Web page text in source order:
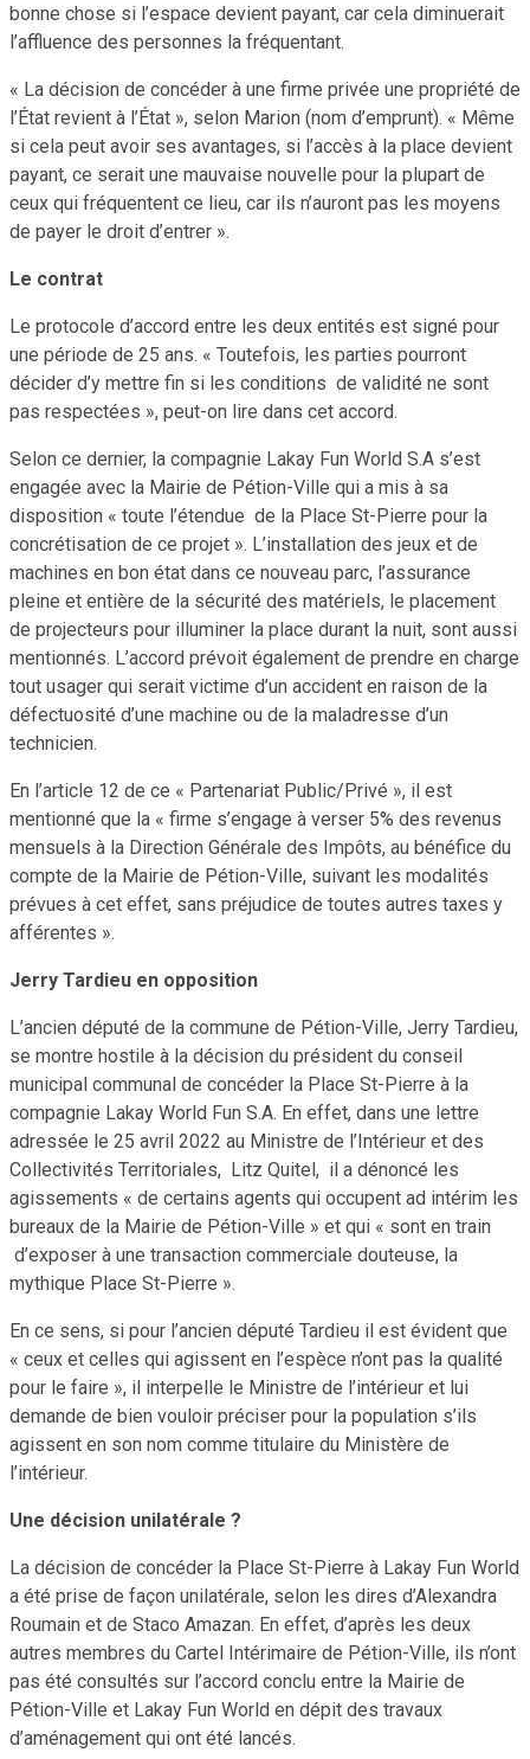
bonne chose si l’espace devient payant, car cela diminuerait
l’affluence des personnes la fréquentant.
« La décision de concéder à une firme privée une propriété de
l’État revient à l’État », selon Marion (nom d’emprunt). « Même
si cela peut avoir ses avantages, si l’accès à la place devient
payant, ce serait une mauvaise nouvelle pour la plupart de
ceux qui fréquentent ce lieu, car ils n’auront pas les moyens
de payer le droit d’entrer ».
Le contrat
Le protocole d’accord entre les deux entités est signé pour
une période de 25 ans. « Toutefois, les parties pourront
décider d’y mettre fin si les conditions de validité ne sont
pas respectées », peut-on lire dans cet accord.
Selon ce dernier, la compagnie Lakay Fun World S.A s’est
engagée avec la Mairie de Pétion-Ville qui a mis à sa
disposition « toute l’étendue de la Place St-Pierre pour la
concrétisation de ce projet ». L’installation des jeux et de
machines en bon état dans ce nouveau parc, l’assurance
pleine et entière de la sécurité des matériels, le placement
de projecteurs pour illuminer la place durant la nuit, sont aussi
mentionnés. L’accord prévoit également de prendre en charge
tout usager qui serait victime d’un accident en raison de la
défectuosité d’une machine ou de la maladresse d’un
technicien.
En l’article 12 de ce « Partenariat Public/Privé », il est
mentionné que la « firme s’engage à verser 5% des revenus
mensuels à la Direction Générale des Impôts, au bénéfice du
compte de la Mairie de Pétion-Ville, suivant les modalités
prévues à cet effet, sans préjudice de toutes autres taxes y
afférentes ».
Jerry Tardieu en opposition
L’ancien député de la commune de Pétion-Ville, Jerry Tardieu,
se montre hostile à la décision du président du conseil
municipal communal de concéder la Place St-Pierre à la
compagnie Lakay World Fun S.A. En effet, dans une lettre
adressée le 25 avril 2022 au Ministre de l’Intérieur et des
Collectivités Territoriales, Litz Quitel, il a dénoncé les
agissements « de certains agents qui occupent ad intérim les
bureaux de la Mairie de Pétion-Ville » et qui « sont en train
d’exposer à une transaction commerciale douteuse, la
mythique Place St-Pierre ».
En ce sens, si pour l’ancien député Tardieu il est évident que
« ceux et celles qui agissent en l’espèce n’ont pas la qualité
pour le faire », il interpelle le Ministre de l’intérieur et lui
demande de bien vouloir préciser pour la population s’ils
agissent en son nom comme titulaire du Ministère de
l’intérieur.
Une décision unilatérale ?
La décision de concéder la Place St-Pierre à Lakay Fun World
a été prise de façon unilatérale, selon les dires d’Alexandra
Roumain et de Staco Amazan. En effet, d’après les deux
autres membres du Cartel Intérimaire de Pétion-Ville, ils n’ont
pas été consultés sur l’accord conclu entre la Mairie de
Pétion-Ville et Lakay Fun World en dépit des travaux
d’aménagement qui ont été lancés.